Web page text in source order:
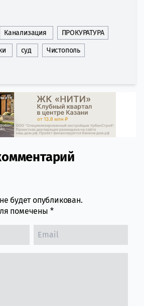
Канализация ПРОКУРАТУРА
суд Чистополь
section
будет опубликован.
помечены *